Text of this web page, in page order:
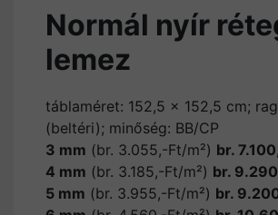
Normál nyír
lemez
táblaméret: 152,5 x 152,5 cm;
(beltéri); minőség: BB/CP
3 mm (br. 3.055,-Ft/m²) br.
4 mm (br. 3.185,-Ft/m²) br.
5 mm (br. 3.955,-Ft/m²) br.